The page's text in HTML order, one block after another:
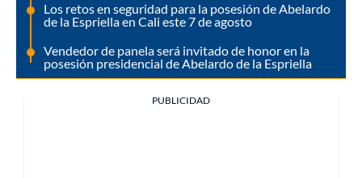
Los retos en seguridad para la posesión de Abelardo
de la Espriella en Cali este 7 de agosto
Vendedor de panela será invitado de honor en la
posesión presidencial de Abelardo de la Espriella
PUBLICIDAD